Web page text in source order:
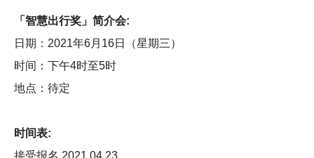
「智慧出行奖」简介会:
日期：2021年6月16日（星期三）
时间：下午4时至5时
地点：待定
时间表:
接受报名 2021.04.23